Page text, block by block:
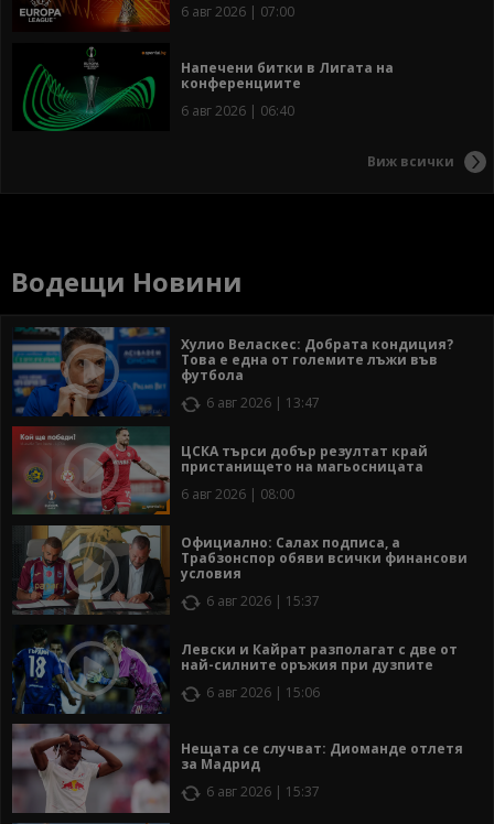
6 авг 2026 | 07:00
Напечени битки в Лигата на
конференциите
6 авг 2026 | 06:40
Виж всички
Водещи Новини
Хулио Веласкес: Добрата кондиция?
Това е една от големите лъжи във
футбола
6 авг 2026 | 13:47
ЦСКА търси добър резултат край
пристанището на магьосницата
6 авг 2026 | 08:00
Официално: Салах подписа, а
Трабзонспор обяви всички финансови
условия
6 авг 2026 | 15:37
Левски и Кайрат разполагат с две от
най-силните оръжия при дузпите
6 авг 2026 | 15:06
Нещата се случват: Диоманде отлетя
за Мадрид
6 авг 2026 | 15:37